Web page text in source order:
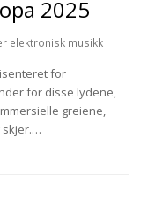
2025
elektronisk musikk
for
for disse lydene,
greiene,
skjer.…